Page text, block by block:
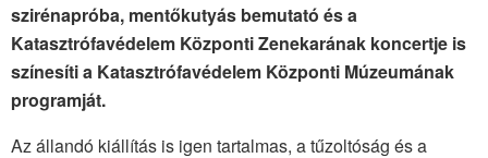
szirénapróba, mentőkutyás bemutató és a
Katasztrófavédelem Központi Zenekarának koncertje is
színesítia Katasztrófavédelem Központi Múzeumának
programját.
Az állandó kiállítás is igen tartalmas, a tűzoltóság és a